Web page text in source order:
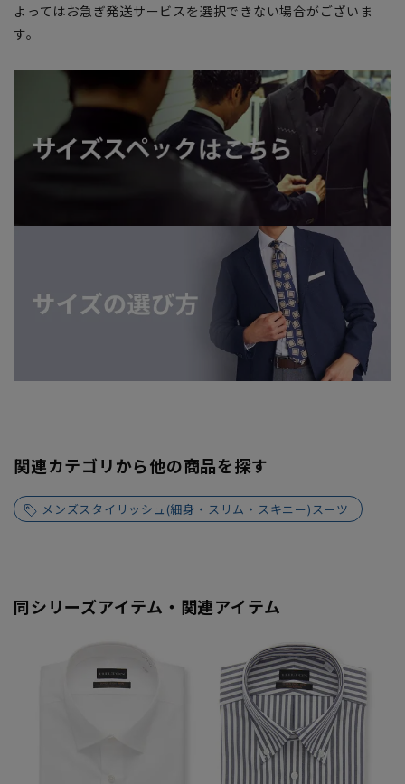
よってはお急ぎ発送サービスを選択できない場合がございま
す。
関連カテゴリから他の商品を探す
メンズスタイリッシュ(細身・スリム・スキニー)スーツ
同シリーズアイテム・関連アイテム